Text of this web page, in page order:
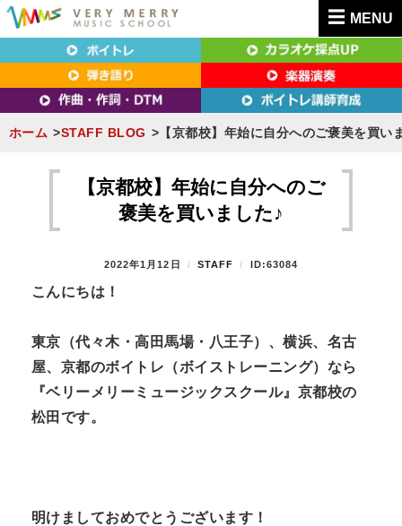
MENU
東京（新宿・八王子）・横浜・名古屋・京都で
「本気」になれるボイトレ教室｜VERY MERRY
MUSIC SCHOOL（ベリーメリー）
東京（新宿・八王子）・横浜・名古屋・京都で「本気」になれるボイトレ教室｜
VERY MERRY MUSIC SCHOOL（ベリーメリー）
ホーム STAFF BLOG 【京都校】年始に自分へのご褒美を買い
【京都校】年始に自分へのご
褒美を買いました♪
P
S
D
O
2022年1月12日
B
STAFF ID:63084
こんにちは！
東京（代々木・高田馬場・八王子）、横浜、名古
屋、京都のボイトレ（ボイストレーニング）なら
『ベリーメリーミュージックスクール』京都校の
松田です。
明けましておめでとうございます！